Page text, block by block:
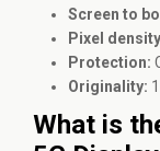
Screen to
Pixel
Protection:
Originality:
What is